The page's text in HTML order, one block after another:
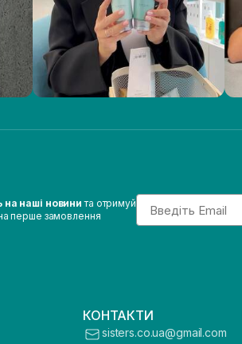
на наші новини та отримуй
перше замовлення
Email
КОНТАКТИ
sisters.co.ua@gmail.com